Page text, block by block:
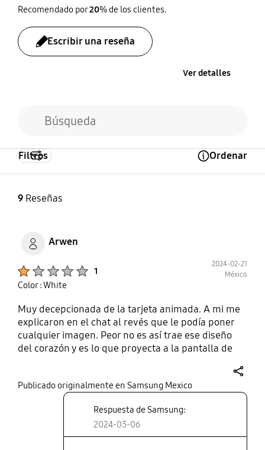
Recomendado por20% de los clientes.
Escribir una reseña
Ver detalles
9Reseñas
Filtros Ordenar
Arwen
1
2024-02-21
México
Color : White
Muy decepcionada de la tarjeta animada. A mi me
explicaron en el chat al revés que le podía poner
cualquier imagen. Peor no es así trae ese diseño
del corazón y es lo que proyecta a la pantalla de
Samsung. Se siente el borde de la muca ya que el
marco de esta funda eata muy abajo. No hay donde
comprar más diseños de tarjetas interactivas
Publicado originalmente en Samsung Mexico
Respuesta de Samsung:
2024-03-06